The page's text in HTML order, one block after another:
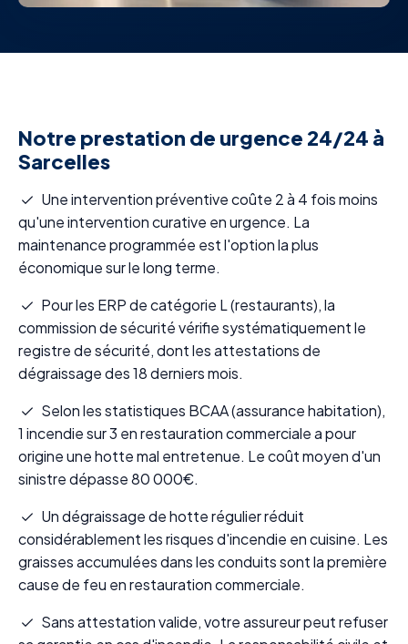
Notre prestation de urgence 24/24 à
Sarcelles
Une intervention préventive coûte 2 à 4 fois moins
qu'une intervention curative en urgence. La
maintenance programmée est l'option la plus
économique sur le long terme.
Pour les ERP de catégorie L (restaurants), la
commission de sécurité vérifie systématiquement le
registre de sécurité, dont les attestations de
dégraissage des 18 derniers mois.
Selon les statistiques BCAA (assurance habitation),
1 incendie sur 3 en restauration commerciale a pour
origine une hotte mal entretenue. Le coût moyen d'un
sinistre dépasse 80 000€.
Un dégraissage de hotte régulier réduit
considérablement les risques d'incendie en cuisine. Les
graisses accumulées dans les conduits sont la première
cause de feu en restauration commerciale.
Sans attestation valide, votre assureur peut refuser